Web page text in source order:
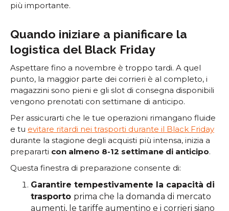
più importante.
Quando iniziare a pianificare la
logistica del Black Friday
Aspettare fino a novembre è troppo tardi. A quel
punto, la maggior parte dei corrieri è al completo, i
magazzini sono pieni e gli slot di consegna disponibili
vengono prenotati con settimane di anticipo.
Per assicurarti che le tue operazioni rimangano fluide
e tu evitare ritardi nei trasporti durante il Black Friday
durante la stagione degli acquisti più intensa, inizia a
prepararti con almeno 8-12 settimane di anticipo.
Questa finestra di preparazione consente di:
Garantire tempestivamente la capacità di
trasporto prima che la domanda di mercato
aumenti, le tariffe aumentino e i corrieri siano